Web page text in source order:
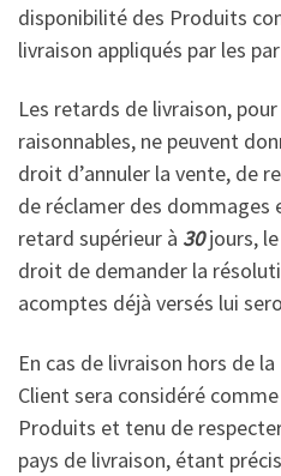
disponibilité des Produits
livraison appliqués par les
Les retards de livraison,
raisonnables, ne peuvent
droit d’annuler la vente, de
de réclamer des dommages
retard supérieur à 30jours,
droit de demander la
acomptes déjà versés lui
En cas de livraison hors de
Client sera considéré
Produits et tenu de
pays de livraison, étant